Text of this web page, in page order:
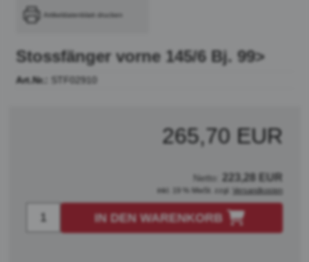
Artikeldatenblatt drucken
Stossfänger vorne 145/6 Bj. 99>
Art.Nr.: STF02910
265,70 EUR
Netto: 223,28 EUR
inkl. 19 % MwSt. zzgl. Versandkosten
IN DEN WARENKORB